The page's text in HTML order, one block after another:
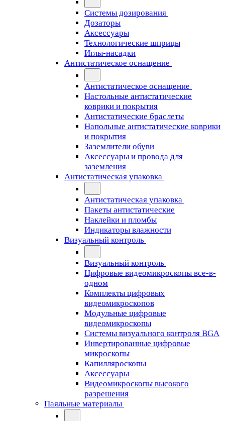
Системы дозирования
Дозаторы
Аксессуары
Технологические шприцы
Иглы-насадки
Антистатическое оснащение
Антистатическое оснащение
Настольные антистатические
коврики и покрытия
Антистатические браслеты
Напольные антистатические коврики
и покрытия
Заземлители обуви
Аксессуары и провода для
заземления
Антистатическая упаковка
Антистатическая упаковка
Пакеты антистатические
Наклейки и пломбы
Индикаторы влажности
Визуальный контроль
Визуальный контроль
Цифровые видеомикроскопы все-в-
одном
Комплекты цифровых
видеомикроскопов
Модульные цифровые
видеомикроскопы
Cистемы визуального контроля BGA
Инвертированные цифровые
микроскопы
Капилляроскопы
Аксессуары
Видеомикроскопы высокого
разрешения
Паяльные материалы